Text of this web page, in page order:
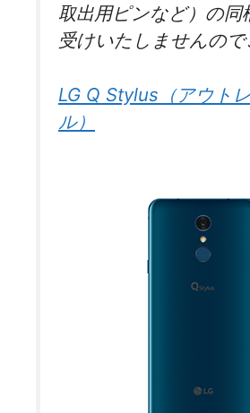
取出用ピンなど）の
受けいたしませんので
LG Q Stylus（アウト
ル）